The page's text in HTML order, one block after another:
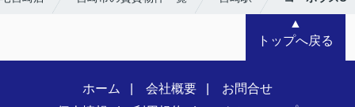
▲
トップへ戻る
ホーム 会社概要
お問合せ